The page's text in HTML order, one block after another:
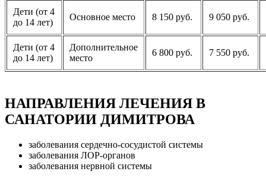
Дети (от 4
до 14 лет)
Основное место 8 150 руб. 9 050 руб.
Дети (от 4
до 14 лет)
Дополнительное
место
6 800 руб. 7 550 руб.
НАПРАВЛЕНИЯ ЛЕЧЕНИЯ В
САНАТОРИИ ДИМИТРОВА
заболевания сердечно-сосудистой системы
заболевания ЛОР-органов
заболевания нервной системы